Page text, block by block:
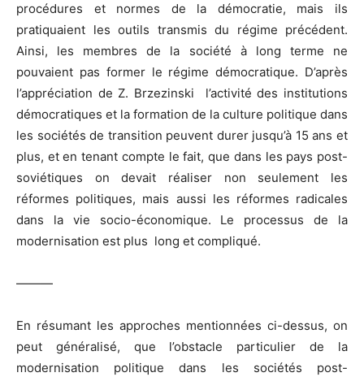
procédures et normes de la démocratie, mais ils
pratiquaient les outils transmis du régime précédent.
Ainsi, les membres de la société à long terme ne
pouvaient pas former le régime démocratique. D’après
l’appréciation de Z. Brzezinski l’activité des institutions
démocratiques et la formation de la culture politique dans
les sociétés de transition peuvent durer jusqu’à 15 ans et
plus, et en tenant compte le fait, que dans les pays post-
soviétiques on devait réaliser non seulement les
réformes politiques, mais aussi les réformes radicales
dans la vie socio-économique. Le processus de la
modernisation est plus long et compliqué.
———
En résumant les approches mentionnées ci-dessus, on
peut généralisé, que l’obstacle particulier de la
modernisation politique dans les sociétés post-